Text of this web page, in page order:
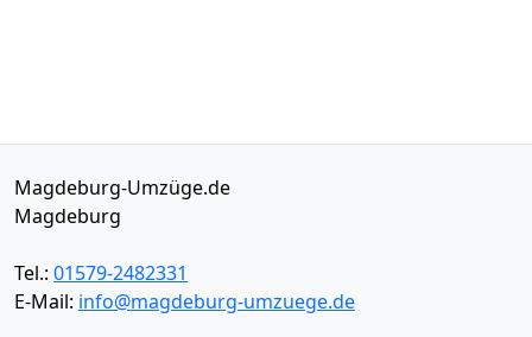
Magdeburg-Umzüge.de
Magdeburg
Tel.: 01579-2482331
E-Mail: info@magdeburg-umzuege.de